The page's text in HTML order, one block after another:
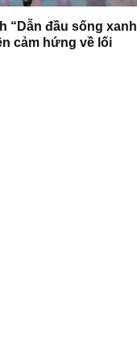
“Dẫn đầu sống xanh
cảm hứng về lối